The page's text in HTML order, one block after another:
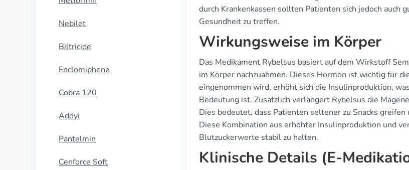
Nebilet
Biltricide
Enclomiphene
Cobra 120
Addyi
Pantelmin
Cenforce Soft
durch Krankenkassen sollten Patienten sich jedoch auch
Gesundheit zu treffen.
Wirkungsweise im Körper
Das Medikament Rybelsus basiert auf dem Wirkstoff
im Körper nachzuahmen. Dieses Hormon ist wichtig für
eingenommen wird, erhöht sich die Insulinproduktion,
Bedeutung ist. Zusätzlich verlängert Rybelsus die
Dies bedeutet, dass Patienten seltener zu Snacks
Diese Kombination aus erhöhter Insulinproduktion und
Blutzuckerwerte stabil zu halten.
Klinische Details (E-